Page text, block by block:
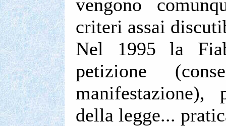
vengono
criteri assai
Nel 1995 la
petizione
della legge...